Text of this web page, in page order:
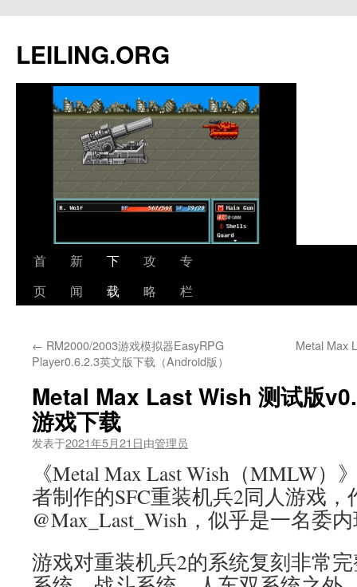
文
LEILING.ORG
首
页
新
闻
下
载
攻
略
专
栏
← RM2000/2003游戏模拟器EasyRPG
Player0.6.2.3英文版下载（Android版）
Metal Max
Metal Max Last Wish 测试版
游戏下载
发表于2021年5月21日由管理员
《Metal Max Last Wish（MMLW）
者制作的SFC重装机兵2同人游戏，
@Max_Last_Wish，似乎是一名委
游戏对重装机兵2的系统复刻非常